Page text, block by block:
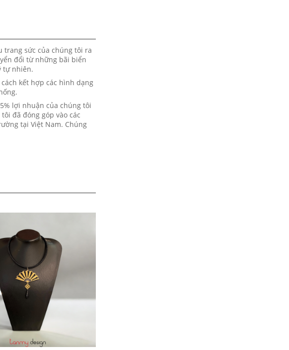
trang sức của chúng tôi ra
đổi từ những bãi biển
tự nhiên.
kết hợp các hình dạng
lợi nhuận của chúng tôi
đã đóng góp vào các
tại Việt Nam. Chúng